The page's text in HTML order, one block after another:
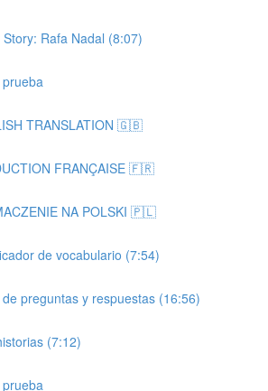
Rafa Nadal (8:07)
TRANSLATION 🇬🇧
FRANÇAISE 🇫🇷
NA POLSKI 🇵🇱
de vocabulario (7:54)
preguntas y respuestas (16:56)
(7:12)